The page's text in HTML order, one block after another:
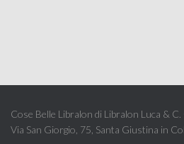
Cose Belle Libralon di Libralon Luca & C.
Via San Giorgio, 75, Santa Giustina in